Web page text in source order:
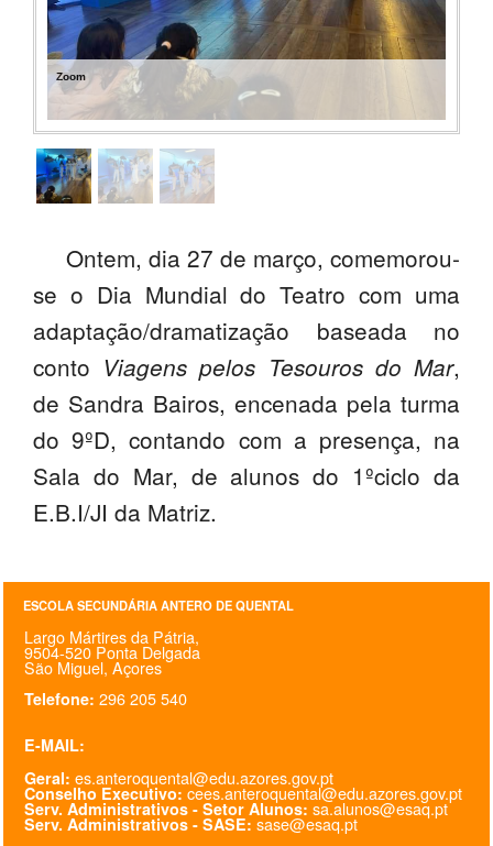
FORmaESAQ
@parlamentodosjovens_esaq
@esaq.erasmus
@oficina.do.largo
ALUNOS
PROFESSORES
Zoom
Ontem, dia 27 de março, comemorou-
se o Dia Mundial do Teatro com uma
adaptação/dramatização baseada no
conto Viagens pelos Tesouros do Mar,
de Sandra Bairos, encenada pela turma
do 9ºD, contando com a presença, na
Sala do Mar, de alunos do 1ºciclo da
E.B.I/JI da Matriz.
ESCOLA SECUNDÁRIA ANTERO DE QUENTAL
Largo Mártires da Pátria,
9504-520 Ponta Delgada
São Miguel, Açores
Telefone: 296 205 540
E-MAIL:
Geral: es.anteroquental@edu.azores.gov.pt
Conselho Executivo:cees.anteroquental@edu.azores.gov.pt
Serv. Administrativos - Setor Alunos:sa.alunos@esaq.pt
Serv. Administrativos - SASE: sase@esaq.pt